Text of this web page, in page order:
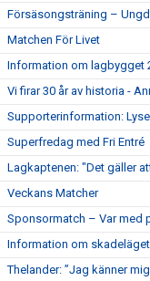
Försäsongsträning –
Matchen För Livet
Information om lagbygget
Vi firar 30 år av historia -
Supporterinformation:
Superfredag med Fri Entré
Lagkaptenen: "Det gäller
Veckans Matcher
Sponsormatch – Var med
Information om
Thelander: ”Jag känner